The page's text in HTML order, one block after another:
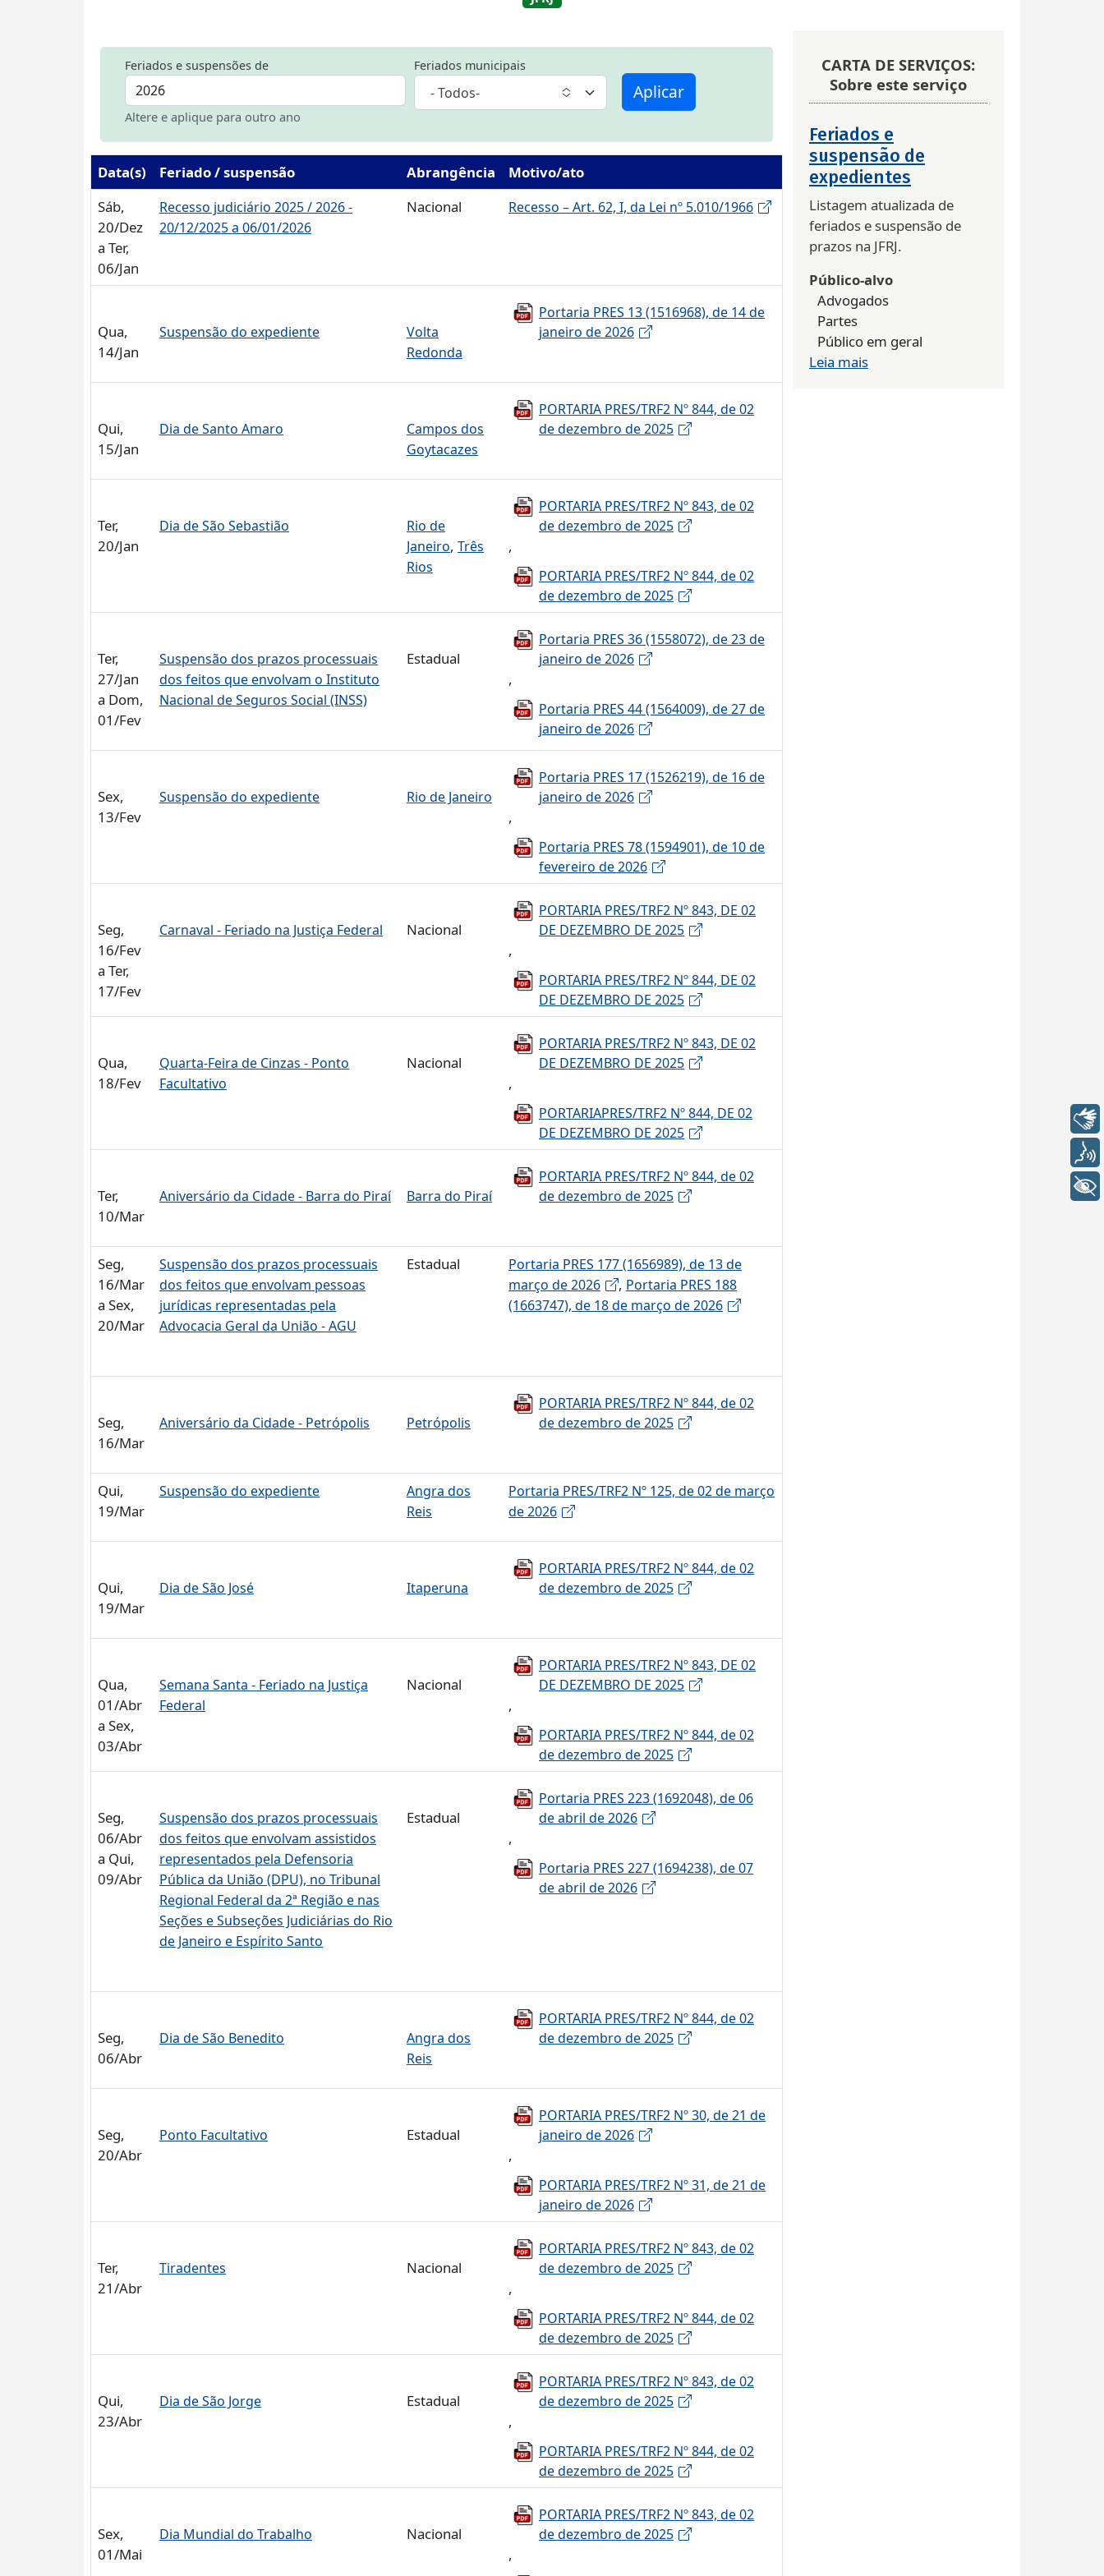
Feriados e suspensões de
Altere e aplique para outro ano
Feriados municipais
- Todos- Aplicar
Data(s) Feriado / suspensão Abrangência
Motivo/ato
Sáb,
20/Dez
a Ter,
06/Jan
Recesso judiciário 2025 / 2026 -
20/12/2025 a 06/01/2026
Nacional Recesso – Art. 62, I, da Lei nº 5.010/1966
Qua,
14/Jan
Suspensão do expediente
Volta
Redonda
Portaria PRES 13 (1516968), de 14 de
janeiro de 2026
Qui,
15/Jan
Dia de Santo Amaro
Campos dos
Goytacazes
PORTARIA PRES/TRF2 Nº 844, de 02
de dezembro de 2025
Ter,
20/Jan
Dia de São Sebastião
Rio de
Janeiro, Três
Rios
PORTARIA PRES/TRF2 Nº 843, de 02
de dezembro de 2025
,
PORTARIA PRES/TRF2 Nº 844, de 02
de dezembro de 2025
Ter,
27/Jan
a Dom,
01/Fev
Suspensão dos prazos processuais
dos feitos que envolvam o Instituto
Nacional de Seguros Social (INSS)
Estadual
Portaria PRES 36 (1558072), de 23 de
janeiro de 2026
,
Portaria PRES 44 (1564009), de 27 de
janeiro de 2026
Sex,
13/Fev
Suspensão do expediente Rio de Janeiro
Portaria PRES 17 (1526219), de 16 de
janeiro de 2026
,
Portaria PRES 78 (1594901), de 10 de
fevereiro de 2026
Seg,
16/Fev
a Ter,
17/Fev
Carnaval - Feriado na Justiça Federal Nacional
PORTARIA PRES/TRF2 Nº 843, DE 02
DE DEZEMBRO DE 2025
,
PORTARIA PRES/TRF2 Nº 844, DE 02
DE DEZEMBRO DE 2025
Qua,
18/Fev
Quarta-Feira de Cinzas - Ponto
Facultativo
Nacional
PORTARIA PRES/TRF2 Nº 843, DE 02
DE DEZEMBRO DE 2025
,
PORTARIAPRES/TRF2 Nº 844, DE 02
DE DEZEMBRO DE 2025
Ter,
10/Mar
Aniversário da Cidade - Barra do Piraí Barra do Piraí
PORTARIA PRES/TRF2 Nº 844, de 02
de dezembro de 2025
Seg,
16/Mar
a Sex,
20/Mar
Suspensão dos prazos processuais
dos feitos que envolvam pessoas
jurídicas representadas pela
Advocacia Geral da União - AGU
Estadual
Portaria PRES 177 (1656989), de 13 de
março de 2026
, Portaria PRES 188
(1663747), de 18 de março de 2026
Seg,
16/Mar
Aniversário da Cidade - Petrópolis Petrópolis
PORTARIA PRES/TRF2 Nº 844, de 02
de dezembro de 2025
Qui,
19/Mar
Suspensão do expediente
Angra dos
Reis
Portaria PRES/TRF2 Nº 125, de 02 de março
de 2026
Qui,
19/Mar
Dia de São José Itaperuna
PORTARIA PRES/TRF2 Nº 844, de 02
de dezembro de 2025
Qua,
01/Abr
a Sex,
03/Abr
Semana Santa - Feriado na Justiça
Federal
Nacional
PORTARIA PRES/TRF2 Nº 843, DE 02
DE DEZEMBRO DE 2025
,
PORTARIA PRES/TRF2 Nº 844, de 02
de dezembro de 2025
Seg,
06/Abr
a Qui,
09/Abr
Suspensão dos prazos processuais
dos feitos que envolvam assistidos
representados pela Defensoria
Pública da União (DPU), no Tribunal
Regional Federal da 2ª Região e nas
Seções e Subseções Judiciárias do Rio
de Janeiro e Espírito Santo
Estadual
Portaria PRES 223 (1692048), de 06
de abril de 2026
,
Portaria PRES 227 (1694238), de 07
de abril de 2026
Seg,
06/Abr
Dia de São Benedito
Angra dos
Reis
PORTARIA PRES/TRF2 Nº 844, de 02
de dezembro de 2025
Seg,
20/Abr
Ponto Facultativo Estadual
PORTARIA PRES/TRF2 Nº 30, de 21 de
janeiro de 2026
,
PORTARIA PRES/TRF2 Nº 31, de 21 de
janeiro de 2026
Ter,
21/Abr
Tiradentes Nacional
PORTARIA PRES/TRF2 Nº 843, de 02
de dezembro de 2025
,
PORTARIA PRES/TRF2 Nº 844, de 02
de dezembro de 2025
Qui,
23/Abr
Dia de São Jorge Estadual
PORTARIA PRES/TRF2 Nº 843, de 02
de dezembro de 2025
,
PORTARIA PRES/TRF2 Nº 844, de 02
de dezembro de 2025
Sex,
01/Mai
Dia Mundial do Trabalho Nacional
PORTARIA PRES/TRF2 Nº 843, de 02
de dezembro de 2025
,
CARTA DE SERVIÇOS:
Sobre este serviço
Feriados e
suspensão de
expedientes
Listagem atualizada de
feriados e suspensão de
prazos na JFRJ.
Público-alvo
Advogados
Partes
Público em geral
Leia mais